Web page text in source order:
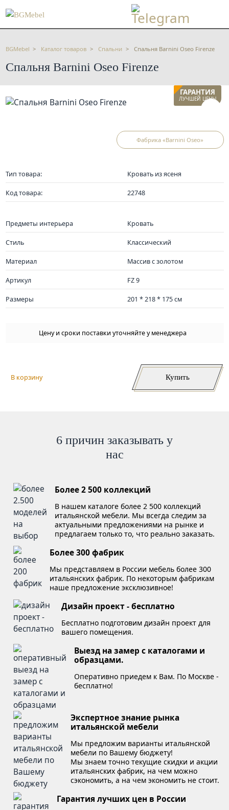
BGMebel Каталог товаров Спальни Спальня Barnini Oseo Firenze
Спальня Barnini Oseo Firenze
ГАРАНТИЯ
ЛУЧШЕЙ ЦЕНЫ
Фабрика «Barnini Oseo»
Тип товара: Кровать из ясеня
Код товара: 22748
Предметы интерьера Кровать
Стиль Классический
Материал Массив с золотом
Артикул FZ 9
Размеры 201 * 218 * 175 см
Цену и сроки поставки уточняйте у менеджера
В корзину Купить
6 причин заказывать у
нас
Более 2 500 коллекций
В нашем каталоге более 2 500 коллекций
итальянской мебели. Мы всегда следим за
актуальными предложениями на рынке и
предлагаем только то, что реально заказать.
Более 300 фабрик
Мы представляем в России мебель более 300
итальянских фабрик. По некоторым фабрикам
наше предложение эксклюзивное!
Дизайн проект - бесплатно
Бесплатно подготовим дизайн проект для
вашего помещения.
Выезд на замер с каталогами и
образцами.
Оперативно приедем к Вам. По Москве -
бесплатно!
Экспертное знание рынка
итальянской мебели
Мы предложим варианты итальянской
мебели по Вашему бюджету!
Мы знаем точно текущие скидки и акции
итальянских фабрик, на чем можно
сэкономить, а на чем экономить не стоит.
Гарантия лучших цен в России